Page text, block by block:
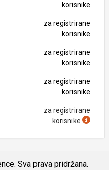
korisnike
za registrirane
korisnike
za registrirane
korisnike
za registrirane
korisnike
za registrirane
korisnike
Sva prava pridržana.